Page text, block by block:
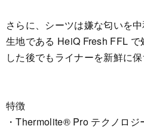
さらに、シーツは嫌な匂いを
生地である HeiQ Fresh FFL
した後でもライナーを新鮮に保
特徴
・Thermolite® Pro テクノロ